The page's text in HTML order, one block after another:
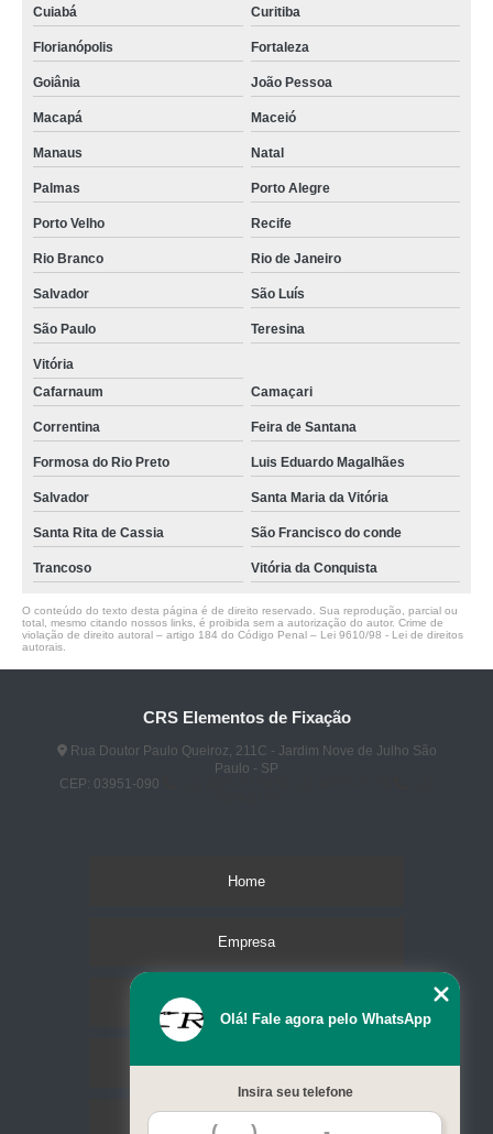
Cuiabá Curitiba
Florianópolis Fortaleza
Goiânia João Pessoa
Macapá Maceió
Manaus Natal
Palmas Porto Alegre
Porto Velho Recife
Rio Branco Rio de Janeiro
Salvador São Luís
São Paulo Teresina
Vitória
Cafarnaum
Camaçari
Correntina Feira de Santana
Formosa do Rio Preto Luis Eduardo Magalhães
Salvador Santa Maria da Vitória
Santa Rita de Cassia São Francisco do conde
Trancoso Vitória da Conquista
O conteúdo do texto desta página é de direito reservado. Sua reprodução, parcial ou
total, mesmo citando nossos links, é proibida sem a autorização do autor. Crime de
violação de direito autoral – artigo 184 do Código Penal – Lei 9610/98 - Lei de direitos
autorais
CRS Elementos de Fixação
Rua Doutor Paulo Queiroz, 211C - Jardim Nove de Julho São
Paulo - SP
CEP: 03951-090
Home
Empresa
Serviços
Contato
Olá! Fale agora pelo WhatsApp
Insira seu telefone